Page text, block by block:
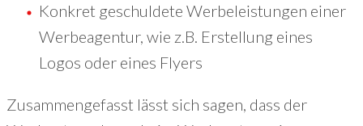
Konkret geschuldete Werbeleistungen einer
Werbeagentur, wie z.B. Erstellung eines
Logos oder eines Flyers
Zusammengefasst lässt sich sagen, dass der